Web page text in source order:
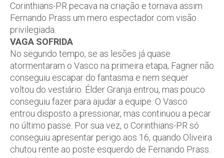
Corinthians-PR pecava na criação e tornava assim
Fernando Prass um mero espectador com visão
privilegiada.
VAGA SOFRIDA
No segundo tempo, se as lesões já quase
atormentaram o Vasco na primeira etapa, Fagner não
conseguiu escapar do fantasma e nem sequer
voltou do vestiário. Élder Granja entrou, mas pouco
conseguiu fazer para ajudar a equipe. O Vasco
entrou disposto a pressionar, mas continuou a pecar
no último passe. Por sua vez, o Corinthians-PR só
conseguiu apresentar perigo aos 16, quando Oliveira
chutou rente ao poste esquerdo de Fernando Prass.